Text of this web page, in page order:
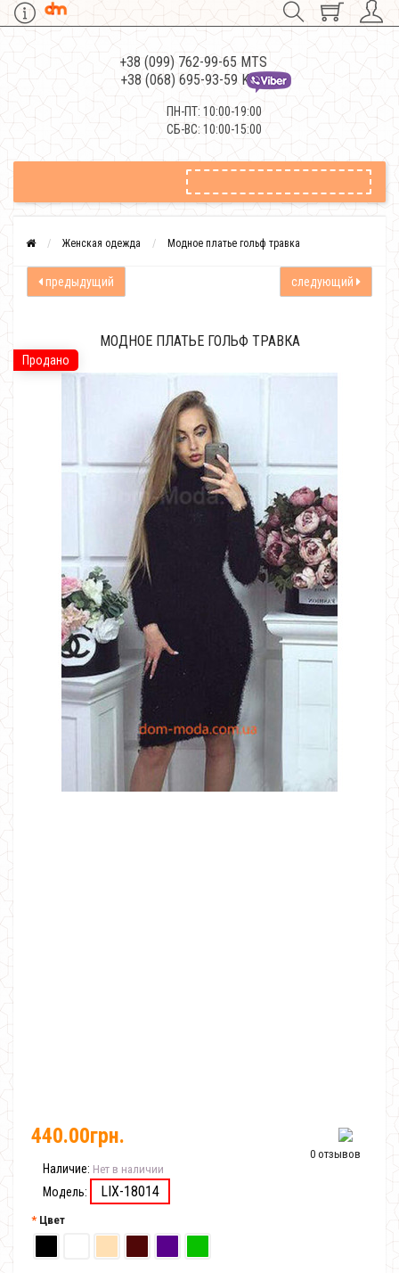
+38 (099) 762-99-65 MTS
+38 (068) 695-93-59 Kievstar
ПН-ПТ: 10:00-19:00
СБ-ВС: 10:00-15:00
Женская одежда Модное платье гольф травка
предыдущий следующий
Продано
МОДНОЕ ПЛАТЬЕ ГОЛЬФ ТРАВКА
0 отзывов
440.00грн.
Наличие: Нет в наличии
Модель: LIX-18014
Цвет